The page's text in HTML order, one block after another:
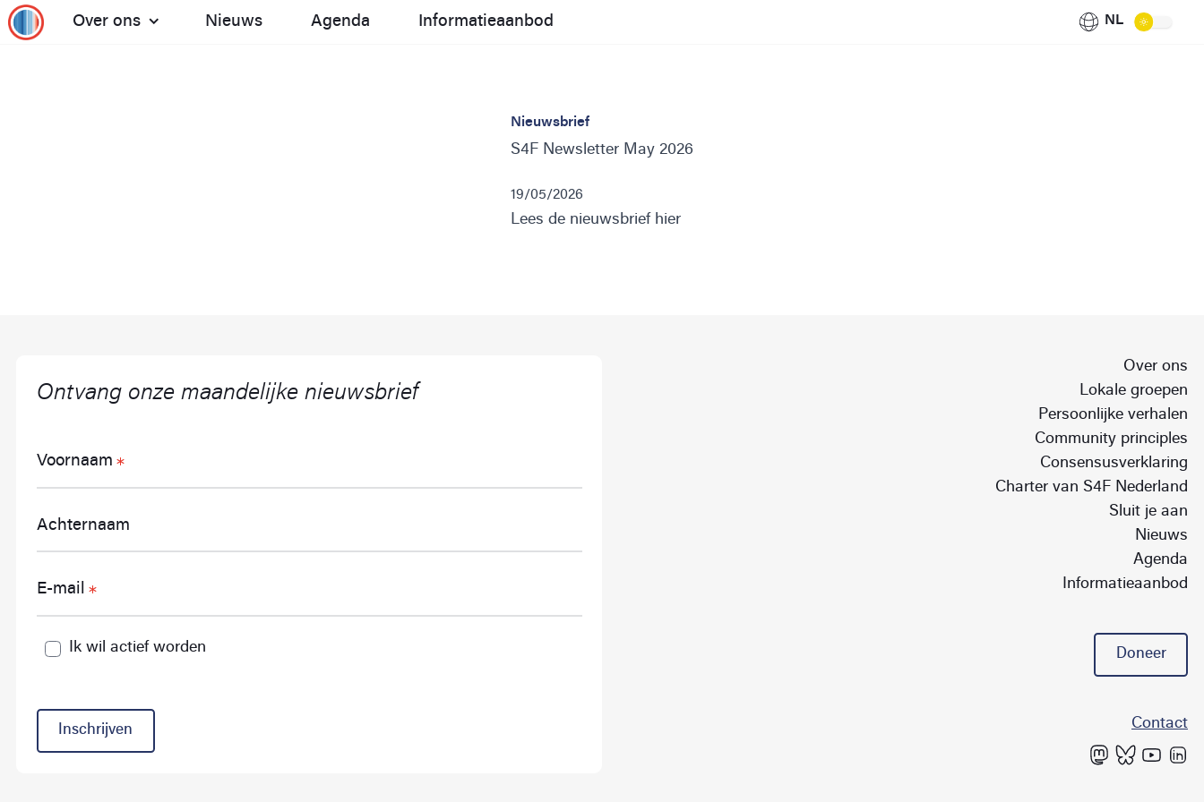
Over ons
Toon het submenu: Over ons
Nieuws Agenda Informatieaanbod NL
Nieuwsbrief
S4F Newsletter May 2026
19/05/2026
Lees de nieuwsbrief hier
Ontvang onze maandelijke nieuwsbrief
Voornaam
Achternaam
E-mail
Ik wil actief worden
Inschrijven
Over ons
Lokale groepen
Persoonlijke verhalen
Community principles
Consensusverklaring
Charter van S4F Nederland
Sluit je aan
Nieuws
Agenda
Informatieaanbod
Doneer
Contact